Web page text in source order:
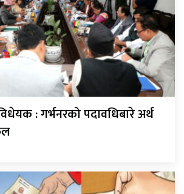
: गर्भनरको पदावधिबारे अर्थ